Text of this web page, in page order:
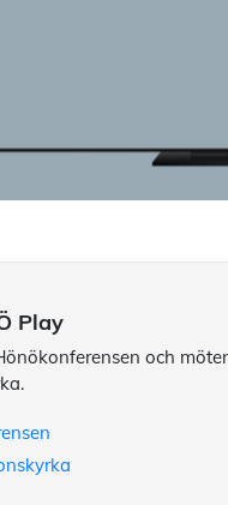
Play
och